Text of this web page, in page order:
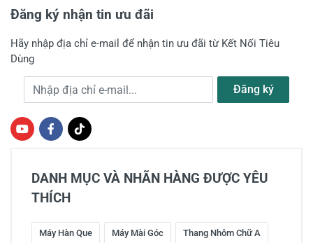
Đăng ký nhận tin ưu đãi
Hãy nhập địa chỉ e-mail để nhận tin ưu đãi từ Kết Nối Tiêu
Dùng
Địa chỉ e-mail Đăng ký
DANH MỤC VÀ NHÃN HÀNG ĐƯỢC YÊU
THÍCH
Máy Hàn Que Máy Mài Góc Thang Nhôm Chữ A